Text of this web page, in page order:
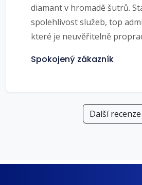
diamant v hromadě šutrů.
spolehlivost služeb, top
které je neuvěřitelně
Spokojený zákazník
Další recenze